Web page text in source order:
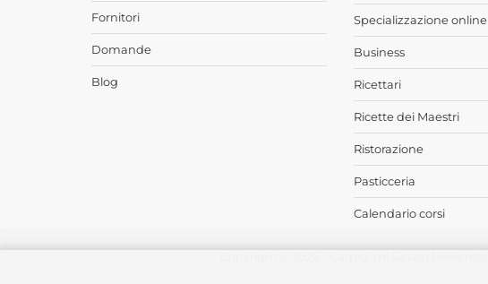
Fornitori
Domande
Blog
Specializzazione online
Business
Ricettari
Ricette dei Maestri
Ristorazione
Pasticceria
Calendario corsi